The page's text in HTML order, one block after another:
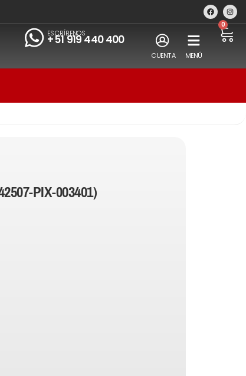
ESCRÍBENOS
+51 919 440 400
CUENTA MENÚ
0
PIX-003401)